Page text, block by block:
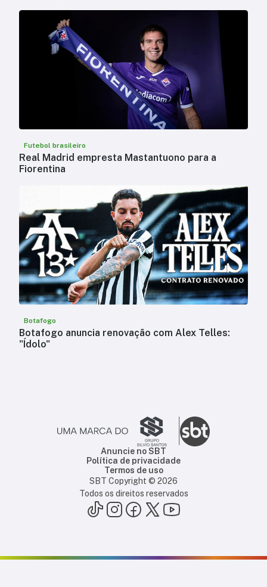
Futebol brasileiro
Real Madrid empresta Mastantuono para a
Fiorentina
Botafogo
Botafogo anuncia renovação com Alex Telles:
"Ídolo"
Anuncie no SBT
Política de privacidade
Termos de uso
SBT Copyright © 2026
Todos os direitos reservados